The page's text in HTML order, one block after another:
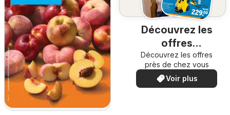
Découvrez les
offres
spéciales
Découvrez les offres
près de chez vous
Voir plus